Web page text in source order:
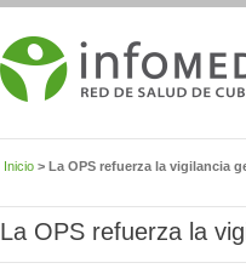
Inicio > La OPS refuerza la vigilancia
La OPS refuerza la